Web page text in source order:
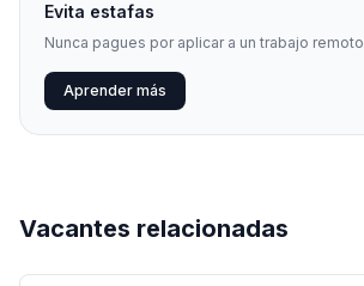
Evita estafas
Nunca pagues por aplicar a un trabajo remoto
Aprender más
Vacantes relacionadas